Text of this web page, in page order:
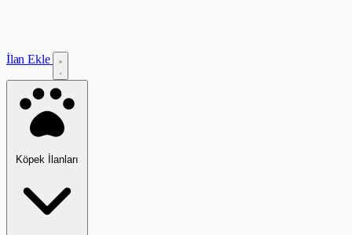
İlan Ekle
Köpek İlanları